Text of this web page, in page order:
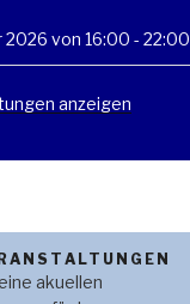
2026 von 16:00 - 22:00
anzeigen
akuellen